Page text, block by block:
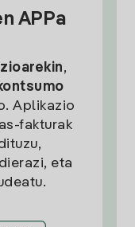
APPa
,
Aplikazio
fakturak
eta